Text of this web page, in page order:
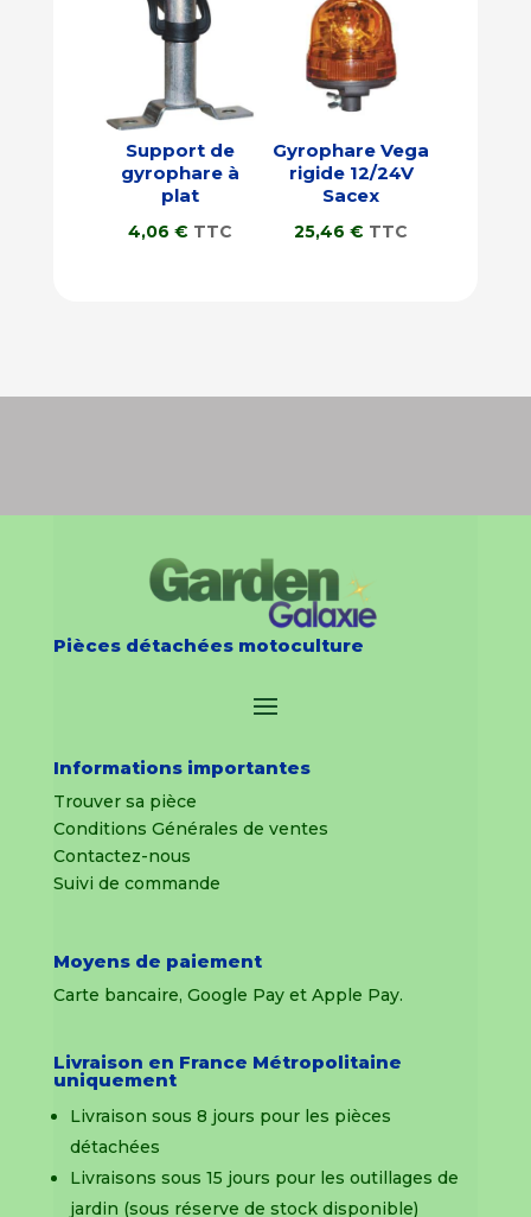
Support de
gyrophare à
plat
4,06 € TTC
Gyrophare Vega
rigide 12/24V
Sacex
25,46€ TTC
Pièces détachées motoculture
Informations importantes
Trouver sa pièce
Conditions Générales de ventes
Contactez-nous
Suivi de commande
Moyens de paiement
Carte bancaire, Google Pay et Apple Pay.
Livraison en France Métropolitaine
uniquement
Livraison sous 8 jours pour les pièces
détachées
Livraisons sous 15 jours pour les outillages de
jardin (sous réserve de stock disponible)